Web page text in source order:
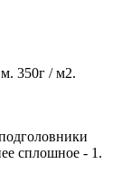
350г / м2.
сплошное - 1.